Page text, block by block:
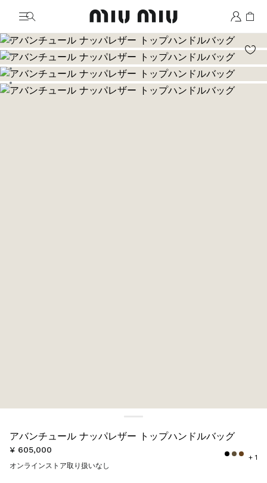
MiuMiu logo
画像に移動 1
画像に移動 2
画像に移動 3
画像に移動 4
画像に移動 5
アバンチュール ナッパレザー トップハンドルバッグ
¥ 605,000
オンラインストア取り扱いなし
+ 1